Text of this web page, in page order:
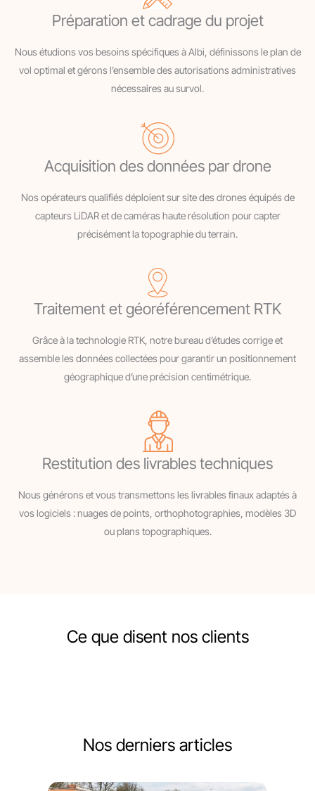
Préparation et cadrage du projet
Nous étudions vos besoins spécifiques à Albi, définissons le plan de
vol optimal et gérons l’ensemble des autorisations administratives
nécessaires au survol.
Acquisition des données par drone
Nos opérateurs qualifiés déploient sur site des drones équipés de
capteurs LiDAR et de caméras haute résolution pour capter
précisément la topographie du terrain.
Traitement et géoréférencement RTK
Grâce à la technologie RTK, notre bureau d’études corrige et
assemble les données collectées pour garantir un positionnement
géographique d’une précision centimétrique.
Restitution des livrables techniques
Nous générons et vous transmettons les livrables finaux adaptés à
vos logiciels : nuages de points, orthophotographies, modèles 3D
ou plans topographiques.
Ce que disent nos clients
Nos derniers articles